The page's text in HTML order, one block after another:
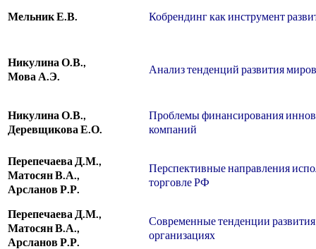
Мельник Е.В. Кобрендинг как инструмент
Никулина О.В.,
Мова А.Э.
Анализ тенденций развития
Никулина О.В.,
Деревщикова Е.О.
Проблемы финансирования
компаний
Перепечаева Д.М.,
Матосян В.А.,
Арсланов Р.Р.
Перспективные направления
торговле РФ
Перепечаева Д.М.,
Матосян В.А.,
Арсланов Р.Р.
Современные тенденции
организациях